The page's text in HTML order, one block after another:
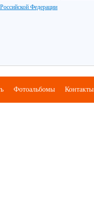
Федерации
Фотоальбомы Контакты